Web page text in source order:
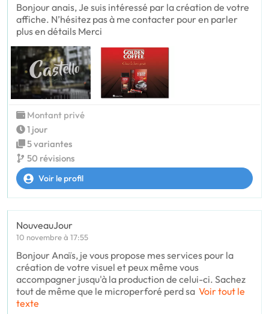
Bonjour anais, Je suis intéressé par la création de votre
affiche. N’hésitez pas à me contacter pour en parler
plus en détails Merci
Montant privé
1 jour
5 variantes
50 révisions
Voir le profil
NouveauJour
10 novembre à 17:55
Bonjour Anaïs, je vous propose mes services pour la
création de votre visuel et peux même vous
accompagner jusqu'à la production de celui-ci. Sachez
tout de même que le microperforé perd sa Voir tout le
texte